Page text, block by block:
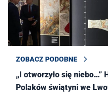
ZOBACZ PODOBNE
„I otworzyło się
Polaków świątyni we